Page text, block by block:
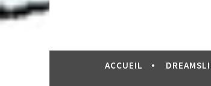
ACCUEIL